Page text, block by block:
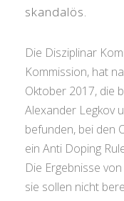
skandalös.
Die Disziplinar
Kommission, hat
Oktober 2017, die
Alexander Legkov
befunden, bei den
ein Anti Doping
Die Ergebnisse
sie sollen nicht